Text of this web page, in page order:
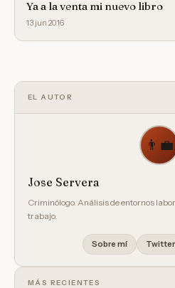
Ya a la venta mi nuevo libro
13 jun 2016
EL AUTOR
👨‍💼
Jose Servera
Criminólogo. Análisis de entornos
trabajo.
Sobre mí Twitter
MÁS RECIENTES